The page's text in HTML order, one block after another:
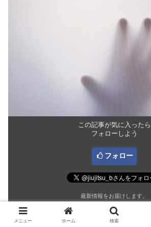
この記事が気に入ったら
フォローしよう
フォロー
最新情報をお届けします。
柔術マン
メニュー ホーム 検索